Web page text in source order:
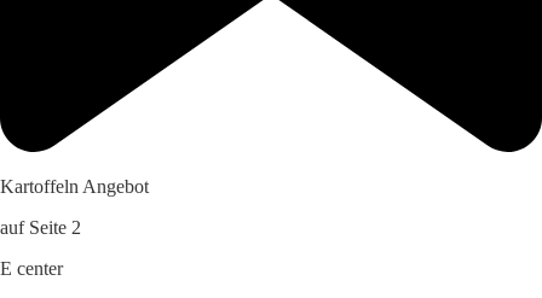
Kartoffeln Angebot
auf Seite 2
E center